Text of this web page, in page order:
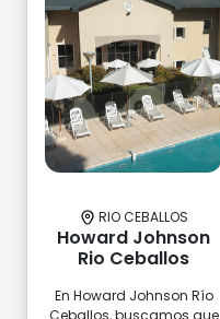
RIO CEBALLOS
Howard Johnson
Rio Ceballos
En Howard Johnson Río
Ceballos, buscamos que